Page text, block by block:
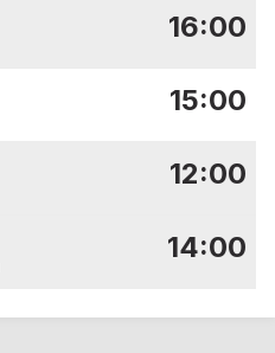
16:00
15:00
12:00
14:00